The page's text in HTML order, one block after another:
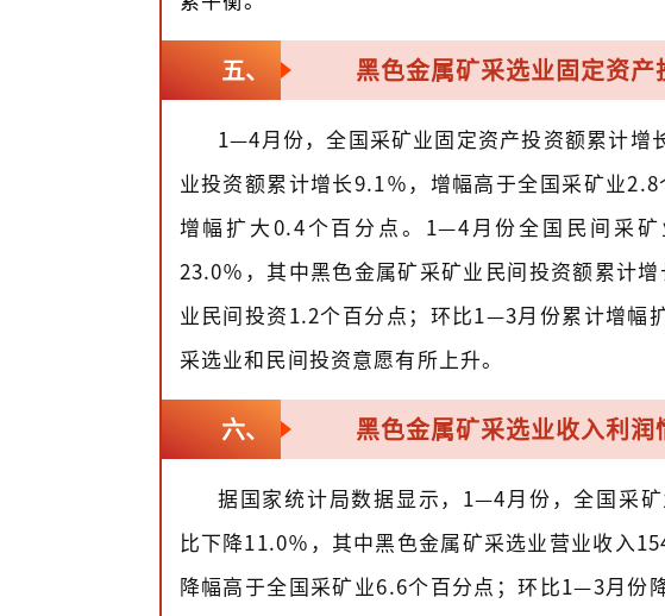
五、 黑色金属矿采选业固定资产
1—4月份，全国采矿业固定资产投资额累计增
业投资额累计增长9.1％，增幅高于全国采矿业
增幅扩大0.4个百分点。1—4月份全国民间采
23.0％，其中黑色金属矿采矿业民间投资额累计
业民间投资1.2个百分点；环比1—3月份累计增幅
采选业和民间投资意愿有所上升。
六、 黑色金属矿采选业收入利润
据国家统计局数据显示，1—4月份，全国采
比下降11.0％，其中黑色金属矿采选业营业收入
降幅高于全国采矿业6.6个百分点；环比1—3月份